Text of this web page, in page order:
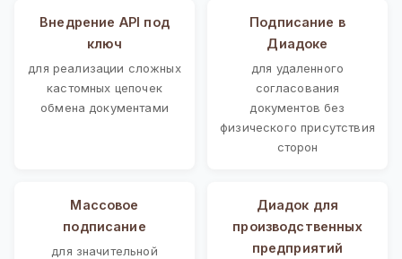
Внедрение API под
ключ
для реализации сложных
кастомных цепочек
обмена документами
Подписание в
Диадоке
для удаленного
согласования
документов без
физического присутствия
сторон
Массовое
подписание
для значительной
Диадок для
производственных
предприятий